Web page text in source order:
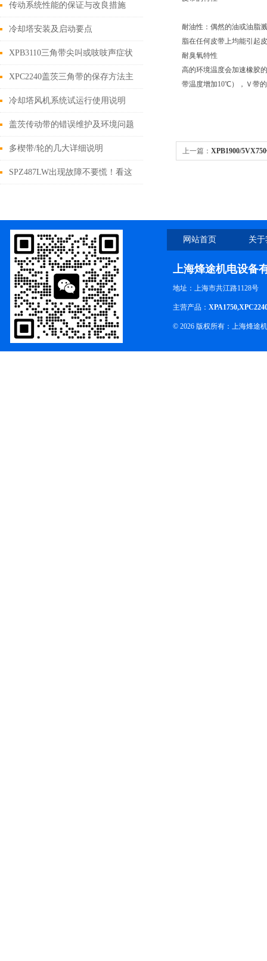
何维护汽车空调
传动系统性能的保证与改良措施
冷却塔安装及启动要点
XPB3110三角带尖叫或吱吱声症状
分析
XPC2240盖茨三角带的保存方法主
要涵盖以下几个核心方面
冷却塔风机系统试运行使用说明
盖茨传动带的错误维护及环境问题
多楔带/轮的几大详细说明
SPZ487LW出现故障不要慌！看这
耐油性：偶然的油或油脂
脂在任何皮带上均能引起
耐臭氧特性
高的环境温度会加速橡胶
带温度增加10℃），Ｖ带
上一篇： XPB1900/
网站首页 关
上海烽途机电设备
地址：上海市共江路1128号
主营产品：
© 2026 版权所有：上海烽途